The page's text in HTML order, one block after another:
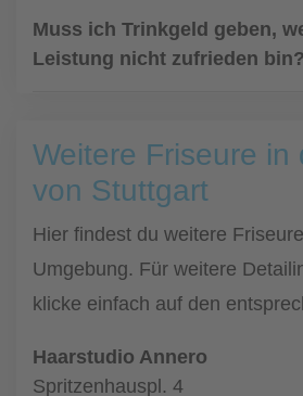
Muss ich Trinkgeld geben,
Leistung nicht zufrieden bin?
Weitere Friseure in
von Stuttgart
Hier findest du weitere
Umgebung. Für weitere
klicke einfach auf den
Haarstudio Annero
Spritzenhauspl. 4